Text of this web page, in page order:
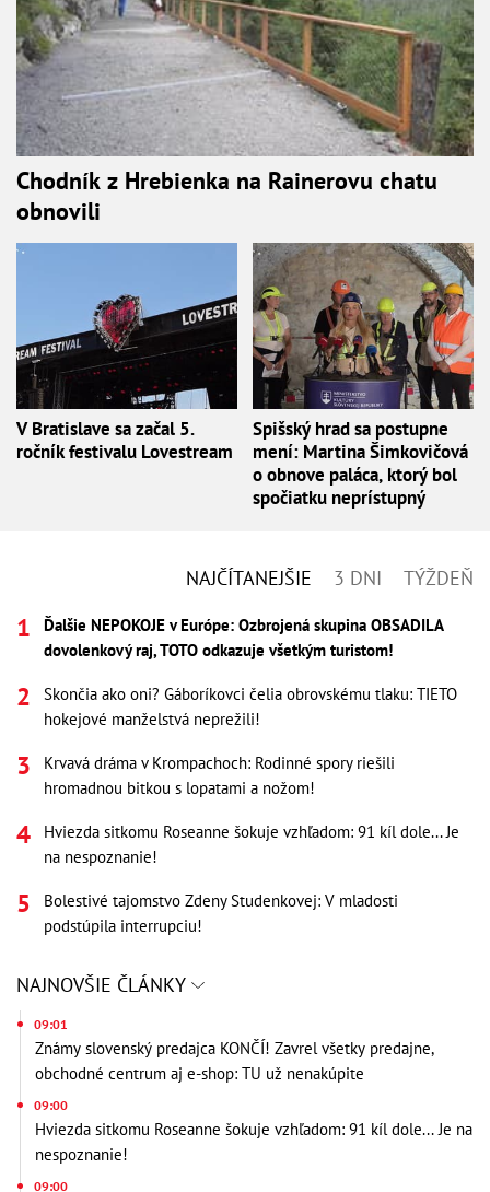
Chodník z Hrebienka na Rainerovu chatu
obnovili
V Bratislave sa začal 5.
ročník festivalu Lovestream
Spišský hrad sa postupne
mení: Martina Šimkovičová
o obnove paláca, ktorý bol
spočiatku neprístupný
NAJČÍTANEJŠIE 3 DNI TÝŽDEŇ
Ďalšie NEPOKOJE v Európe: Ozbrojená skupina OBSADILA
dovolenkový raj, TOTO odkazuje všetkým turistom!
Skončia ako oni? Gáboríkovci čelia obrovskému tlaku: TIETO
hokejové manželstvá neprežili!
Krvavá dráma v Krompachoch: Rodinné spory riešili
hromadnou bitkou s lopatami a nožom!
Hviezda sitkomu Roseanne šokuje vzhľadom: 91 kíl dole... Je
na nespoznanie!
Bolestivé tajomstvo Zdeny Studenkovej: V mladosti
podstúpila interrupciu!
NAJNOVŠIE ČLÁNKY
09:01
Známy slovenský predajca KONČÍ! Zavrel všetky predajne,
obchodné centrum aj e-shop: TU už nenakúpite
09:00
Hviezda sitkomu Roseanne šokuje vzhľadom: 91 kíl dole... Je na
nespoznanie!
09:00